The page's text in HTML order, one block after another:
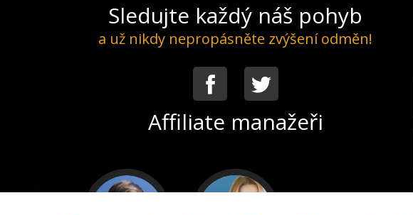
Sledujte každý náš pohyb
a už nikdy nepropásněte zvýšení odměn!
Facebook
Affiliate manažeři